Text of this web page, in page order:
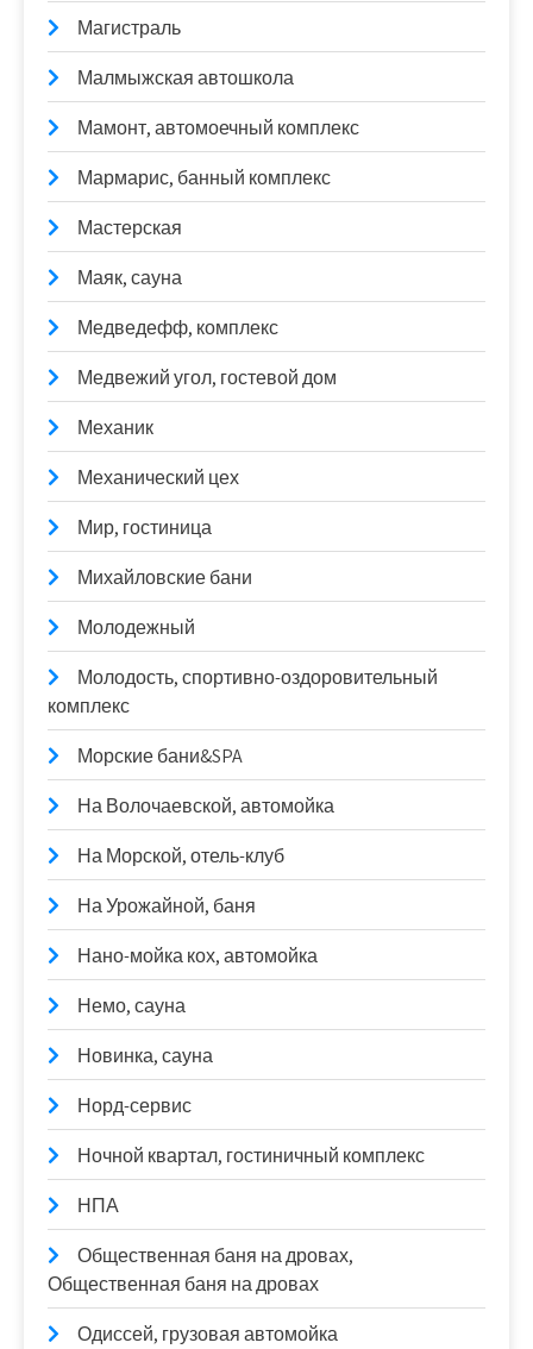
Магистраль
Малмыжская автошкола
Мамонт, автомоечный комплекс
Мармарис, банный комплекс
Мастерская
Маяк, сауна
Медведефф, комплекс
Медвежий угол, гостевой дом
Механик
Механический цех
Мир, гостиница
Михайловские бани
Молодежный
Молодость, спортивно-оздоровительный
комплекс
Морские бани&SPA
На Волочаевской, автомойка
На Морской, отель-клуб
На Урожайной, баня
Нано-мойка кох, автомойка
Немо, сауна
Новинка, сауна
Норд-сервис
Ночной квартал, гостиничный комплекс
НПА
Общественная баня на дровах,
Общественная баня на дровах
Одиссей, грузовая автомойка